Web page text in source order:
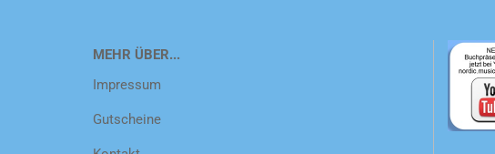
MEHR ÜBER...
Impressum
Gutscheine